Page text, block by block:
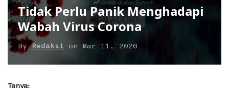
Tidak Perlu Panik Menghadapi
Wabah Virus Corona
ByRedaksi on Mar 11, 2020
Tanya: